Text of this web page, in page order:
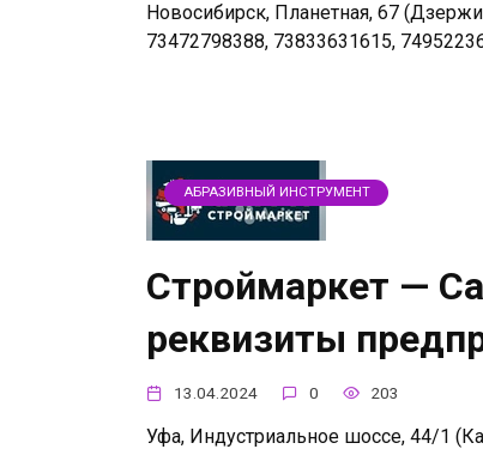
Новосибирск, Планетная, 67
73472798388, 73833631615,
АБРАЗИВНЫЙ ИНСТРУМЕНТ
Строймаркет —
реквизиты
13.04.2024 0 203
Уфа, Индустриальное шоссе, 44/1